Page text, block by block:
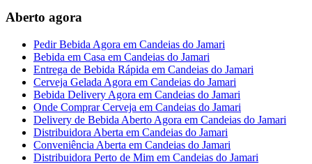
Aberto agora
Pedir Bebida Agora em Candeias do Jamari
Bebida em Casa em Candeias do Jamari
Entrega de Bebida Rápida em Candeias do Jamari
Cerveja Gelada Agora em Candeias do Jamari
Bebida Delivery Agora em Candeias do Jamari
Onde Comprar Cerveja em Candeias do Jamari
Delivery de Bebida Aberto Agora em Candeias do Jamari
Distribuidora Aberta em Candeias do Jamari
Conveniência Aberta em Candeias do Jamari
Distribuidora Perto de Mim em Candeias do Jamari